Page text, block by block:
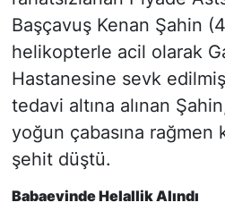
Başçavuş Kenan Şahin
helikopterle acil olarak
Hastanesine sevk
tedavi altına alınan
yoğun çabasına rağmen
şehit düştü.
Babaevinde Helallik Alındı